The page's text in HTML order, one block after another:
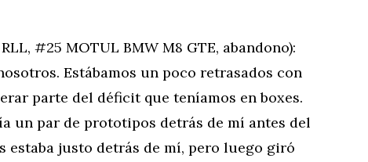
#25 MOTUL BMW M8 GTE, abandono):
Estábamos un poco retrasados con
parte del déficit que teníamos en boxes.
un par de prototipos detrás de mí antes del
estaba justo detrás de mí, pero luego giró